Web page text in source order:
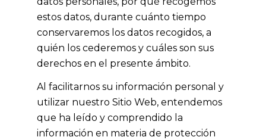
estos datos, durante cuánto tiempo
conservaremos los datos recogidos, a
quién los cederemos y cuáles son sus
derechos en el presente ámbito.
Al facilitarnos su información personal y
utilizar nuestro Sitio Web, entendemos
que ha leído y comprendido la
información en materia de protección